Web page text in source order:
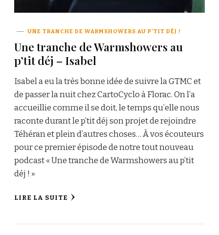
UNE TRANCHE DE WARMSHOWERS AU P'TIT DÉJ !
Une tranche de Warmshowers au
p’tit déj – Isabel
Isabel a eu la très bonne idée de suivre la GTMC et
de passer la nuit chez CartoCyclo à Florac. On l’a
accueillie comme il se doit, le temps qu’elle nous
raconte durant le p’tit déj son projet de rejoindre
Téhéran et plein d’autres choses… À vos écouteurs
pour ce premier épisode de notre tout nouveau
podcast « Une tranche de Warmshowers au p’tit
déj ! »
LIRE LA SUITE